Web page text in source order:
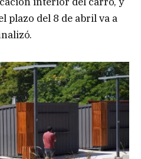
plazo del 8 de abril va a